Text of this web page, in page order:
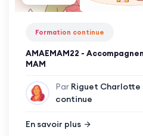
Formation continue
AMAEMAM22 -
MAM
Par Riguet Charlotte
continue
En savoir plus